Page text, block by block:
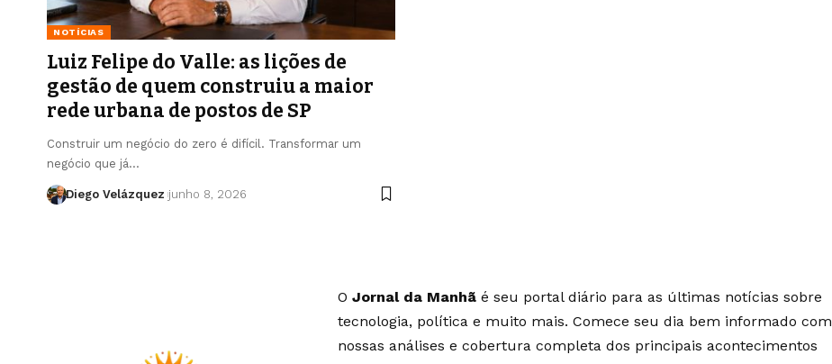
NOTÍCIAS
Luiz Felipe do Valle: as lições de
gestão de quem construiu a maior
rede urbana de postos de SP
Construir um negócio do zero é difícil. Transformar um
negócio que já…
Diego Velázquez junho 8, 2026
O Jornal da Manhãé seu portal diário para as últimas notícias sobre
tecnologia, política e muito mais. Comece seu dia bem informado com
nossas análises e cobertura completa dos principais acontecimentos